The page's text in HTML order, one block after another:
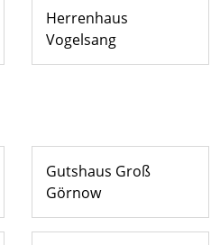
Herrenhaus
Vogelsang
Gutshaus Groß
Görnow